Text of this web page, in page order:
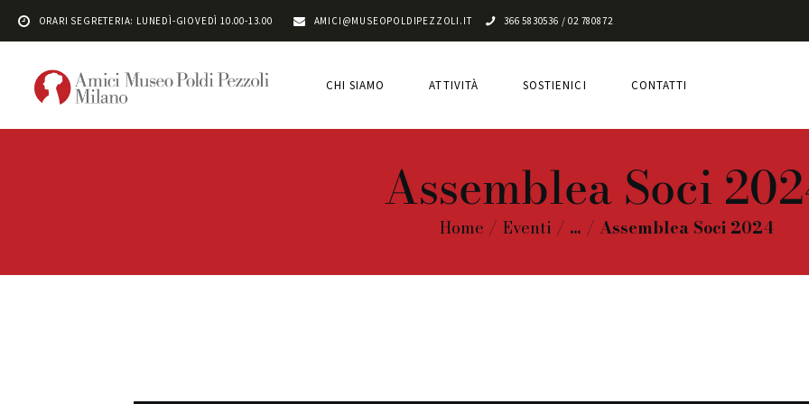
ORARI SEGRETERIA: LUNEDÌ-GIOVEDÌ 10.00-13.00 AMICI@MUSEOPOLDIPEZZOLI.IT 366 5830536 / 02 780872
CHI SIAMO ATTIVITÀ SOSTIENICI CONTATTI
Assemblea Soci
Home Eventi ... Assemblea Soci 2024
CHI SIAMO
ATTIVITÀ
SOSTIENICI
CONTATTI